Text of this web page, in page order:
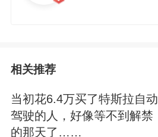
相关推荐
当初花6.4万买了特斯拉自动
驾驶的人，好像等不到解禁
的那天了……